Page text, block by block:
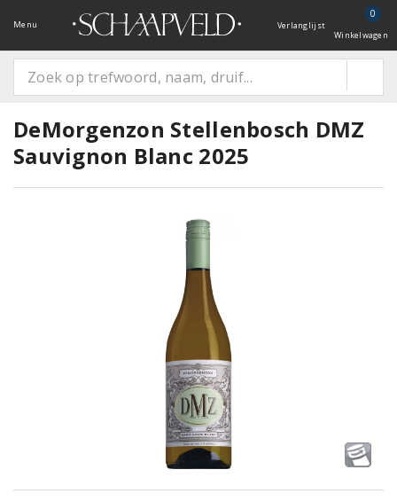
Menu Verlanglijst
0
Winkelwagen
DeMorgenzon Stellenbosch DMZ
Sauvignon Blanc 2025